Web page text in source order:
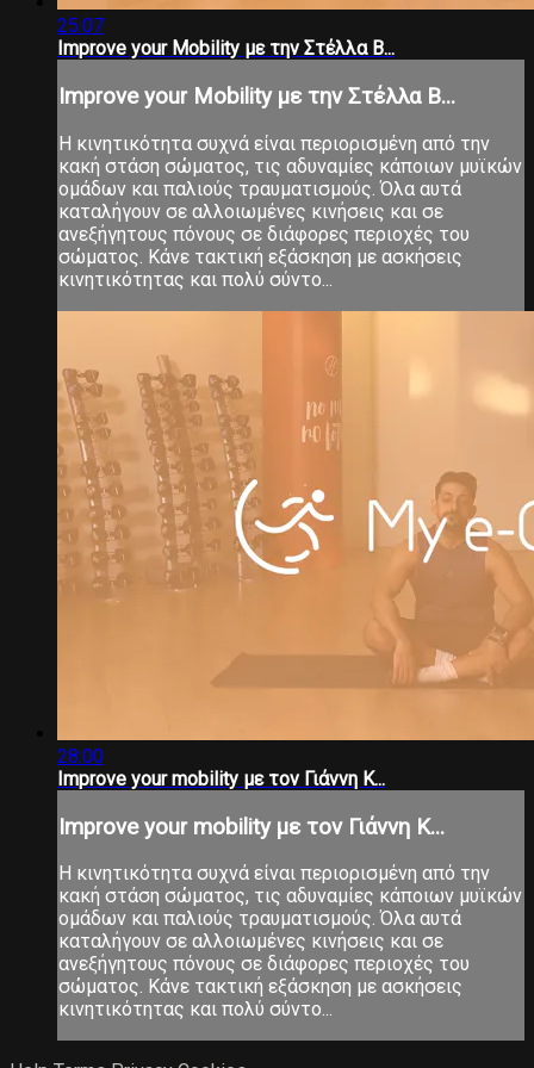
25:07
Improve your Mobility με την Στέλλα Β...
Improve your Mobility με την Στέλλα Β...
Η κινητικότητα συχνά είναι περιορισμένη από την
κακή στάση σώματος, τις αδυναμίες κάποιων μυϊκών
ομάδων και παλιούς τραυματισμούς. Όλα αυτά
καταλήγουν σε αλλοιωμένες κινήσεις και σε
ανεξήγητους πόνους σε διάφορες περιοχές του
σώματος. Κάνε τακτική εξάσκηση με ασκήσεις
κινητικότητας και πολύ σύντο...
28:00
Improve your mobility με τον Γιάννη Κ...
Improve your mobility με τον Γιάννη Κ...
Η κινητικότητα συχνά είναι περιορισμένη από την
κακή στάση σώματος, τις αδυναμίες κάποιων μυϊκών
ομάδων και παλιούς τραυματισμούς. Όλα αυτά
καταλήγουν σε αλλοιωμένες κινήσεις και σε
ανεξήγητους πόνους σε διάφορες περιοχές του
σώματος. Κάνε τακτική εξάσκηση με ασκήσεις
κινητικότητας και πολύ σύντο...